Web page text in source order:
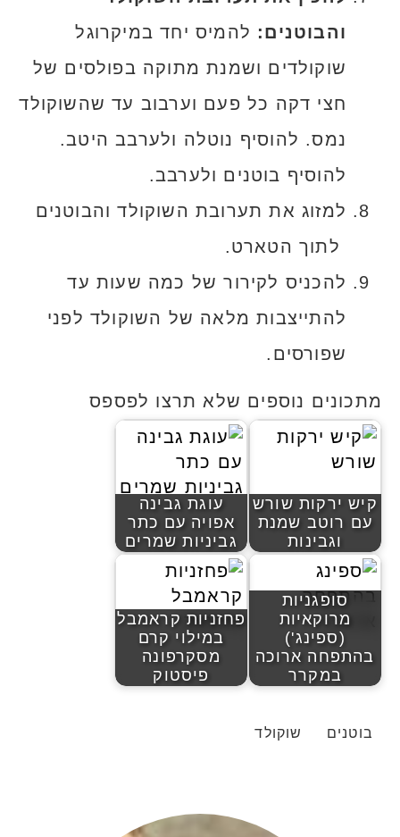
והבוטנים: להמיס יחד במיקרוגל
שוקולדים ושמנת מתוקה בפולסים של
חצי דקה כל פעם וערבוב עד שהשוקולד
נמס. להוסיף נוטלה ולערבב היטב.
להוסיף בוטנים ולערבב.
למזוג את תערובת השוקולד והבוטנים
לתוך הטארט.
להכניס לקירור של כמה שעות עד
להתייצבות מלאה של השוקולד לפני
שפורסים.
מתכונים נוספים שלא תרצו לפספס
קיש ירקות שורש
עם רוטב שמנת
וגבינות
עוגת גבינה
אפויה עם כתר
גביניות שמרים
סופגניות
מרוקאיות
(ספינג')
בהתפחה ארוכה
במקרר
פחזניות קראמבל
במילוי קרם
מסקרפונה
פיסטוק
בוטנים שוקולד